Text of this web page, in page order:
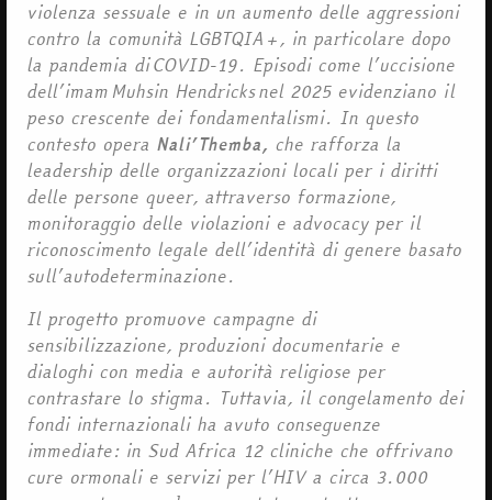
violenza sessuale e in un aumento delle aggressioni
contro la comunità LGBTQIA+, in particolare dopo
la pandemia di COVID-19. Episodi come l’uccisione
dell’imam Muhsin Hendricks nel 2025 evidenziano il
peso crescente dei fondamentalismi. In questo
contesto opera Nali’Themba, che rafforza la
leadership delle organizzazioni locali per i diritti
delle persone queer, attraverso formazione,
monitoraggio delle violazioni e advocacy per il
riconoscimento legale dell’identità di genere basato
sull’autodeterminazione.
Il progetto promuove campagne di
sensibilizzazione, produzioni documentarie e
dialoghi con media e autorità religiose per
contrastare lo stigma. Tuttavia, il congelamento dei
fondi internazionali ha avuto conseguenze
immediate: in Sud Africa 12 cliniche che offrivano
cure ormonali e servizi per l’HIV a circa 3.000